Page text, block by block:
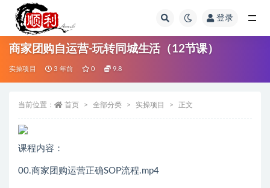
登录
商家团购自运营-玩转同城生活（12节课）
实操项目 3 年前 0 9.8
当前位置： 首页 全部分类 实操项目 正文
课程内容：
00.商家团购运营正确SOP流程.mp4
全部